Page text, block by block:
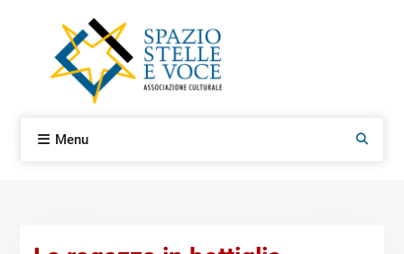
Menu Search